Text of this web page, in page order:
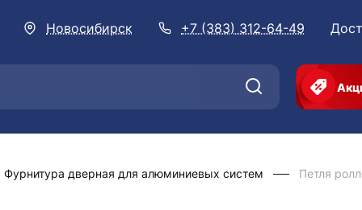
Новосибирск +7 (383) 312-64-49
Фурнитура дверная для алюминиевых сиcтем Петля